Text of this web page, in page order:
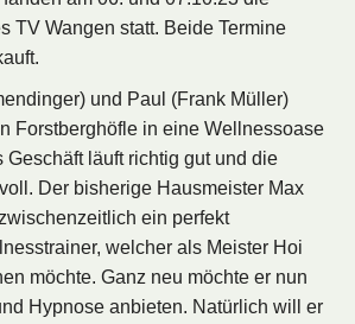
TV Wangen statt. Beide Termine
und Paul (Frank Müller)
Forstberghöfle in eine Wellnessoase
Geschäft läuft richtig gut und die
Der bisherige Hausmeister Max
ein perfekt
welcher als Meister Hoi
möchte. Ganz neu möchte er nun
Hypnose anbieten. Natürlich will er